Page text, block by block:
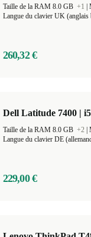
Taille de la RAM 8.0 GB +1
Langue du clavier UK (anglais
260,32 €
Dell Latitude 7400 |
Taille de la RAM 8.0 GB +2
Langue du clavier DE
229,00 €